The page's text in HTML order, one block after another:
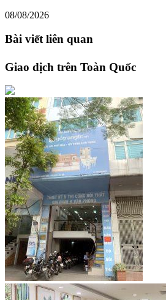
08/08/2026
Bài viết liên quan
Giao dịch trên Toàn Quốc